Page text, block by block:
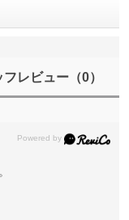
フレビュー（0）